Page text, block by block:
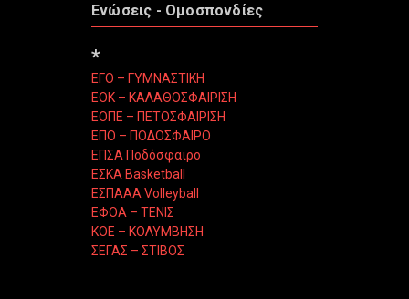
Ενώσεις - Ομοσπονδίες
*
ΕΓΟ – ΓΥΜΝΑΣΤΙΚΗ
ΕΟΚ – ΚΑΛΑΘΟΣΦΑΙΡΙΣΗ
ΕΟΠΕ – ΠΕΤΟΣΦΑΙΡΙΣΗ
ΕΠΟ – ΠΟΔΟΣΦΑΙΡΟ
ΕΠΣΑ Ποδόσφαιρο
ΕΣΚΑ Basketball
ΕΣΠΑΑΑ Volleyball
ΕΦΟΑ – ΤΕΝΙΣ
ΚΟΕ – ΚΟΛΥΜΒΗΣΗ
ΣΕΓΑΣ – ΣΤΙΒΟΣ